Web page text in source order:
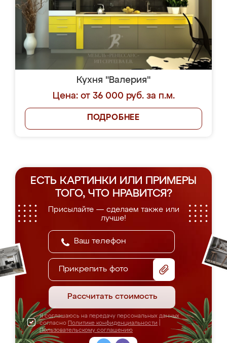
Кухня "Валерия"
Цена: от 36 000 руб. за п.м.
ПОДРОБНЕЕ
ЕСТЬ КАРТИНКИ ИЛИ ПРИМЕРЫ
ТОГО, ЧТО НРАВИТСЯ?
Присылайте — сделаем также или
лучше!
Прикрепить фото
Рассчитать стоимость
Я соглашаюсь на передачу персональных данных
согласно Политике конфиденциальности
Пользовательскому соглашению